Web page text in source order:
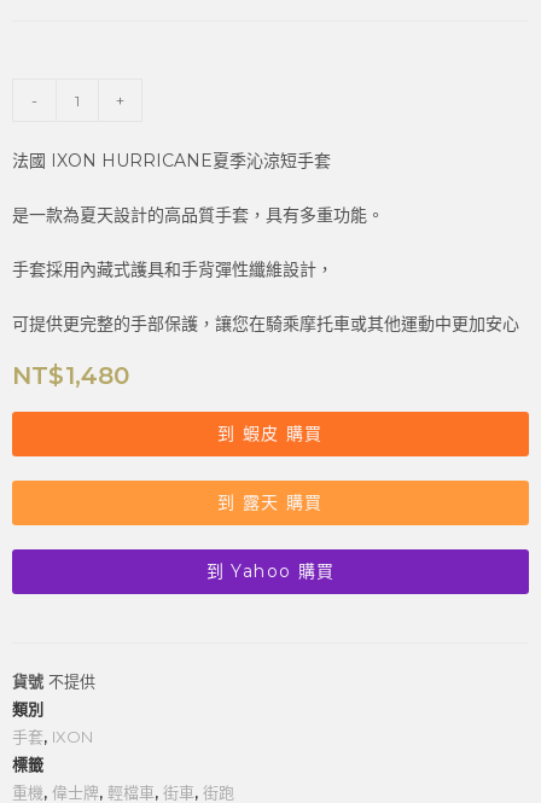
- +
法國 IXON HURRICANE夏季沁涼短手套
是一款為夏天設計的高品質手套，具有多重功能。
手套採用內藏式護具和手背彈性纖維設計，
可提供更完整的手部保護，讓您在騎乘摩托車或其他運動中更加安心
NT$1,480
到 蝦皮 購買
到 露天 購買
到 Yahoo 購買
貨號 不提供
類別
手套, IXON
標籤
重機, 偉士牌, 輕檔車, 街車, 街跑